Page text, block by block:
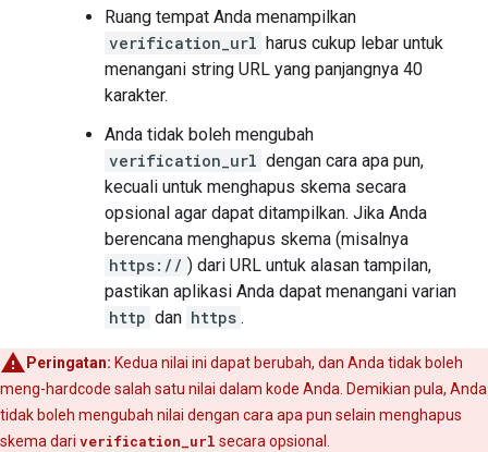
Ruang tempat Anda menampilkan
verification_url harus cukup lebar untuk
menangani string URL yang panjangnya 40
karakter.
Anda tidak boleh mengubah
verification_url dengan cara apa pun,
kecuali untuk menghapus skema secara
opsional agar dapat ditampilkan. Jika Anda
berencana menghapus skema (misalnya
https:// ) dari URL untuk alasan tampilan,
pastikan aplikasi Anda dapat menangani varian
http dan https .
Peringatan: Kedua nilai ini dapat berubah, dan Anda tidak boleh
meng-hardcode salah satu nilai dalam kode Anda. Demikian pula, Anda
tidak boleh mengubah nilai dengan cara apa pun selain menghapus
skema dari verification_url secara opsional.